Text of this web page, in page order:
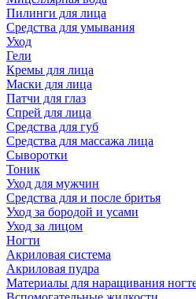
Пилинги для лица
Средства для умывания
Уход
Гели
Кремы для лица
Маски для лица
Патчи для глаз
Спрей для лица
Средства для губ
Средства для массажа лица
Сыворотки
Тоник
Уход для мужчин
Средства для и после бритья
Уход за бородой и усами
Уход за лицом
Ногти
Акриловая система
Акриловая пудра
Материалы для наращивания